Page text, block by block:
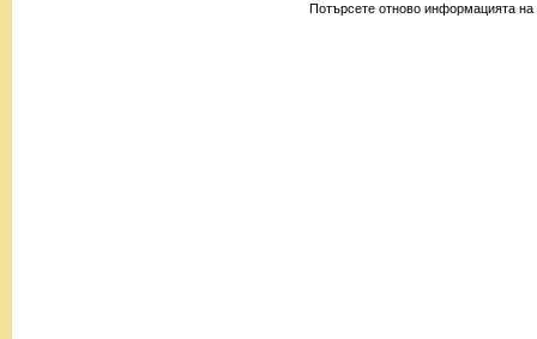
Потърсете отново информацията на